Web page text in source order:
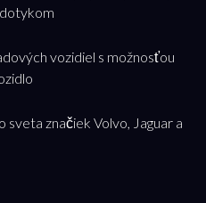
vozidiel s možnosťou
značiek Volvo, Jaguar a